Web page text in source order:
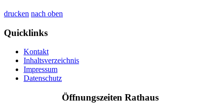
drucken nach oben
Quicklinks
Kontakt
Inhaltsverzeichnis
Impressum
Datenschutz
Öffnungszeiten Rathaus